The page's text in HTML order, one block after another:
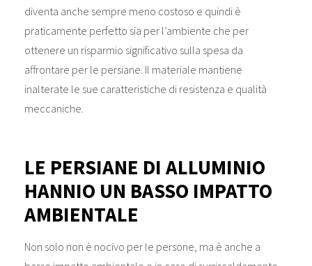
diventa anche sempre meno costoso e quindi è
praticamente perfetto sia per l’ambiente che per
ottenere un risparmio significativo sulla spesa da
affrontare per le persiane. Il materiale mantiene
inalterate le sue caratteristiche di resistenza e qualità
meccaniche.
LE PERSIANE DI ALLUMINIO
HANNIO UN BASSO IMPATTO
AMBIENTALE
Non solo non è nocivo per le persone, ma è anche a